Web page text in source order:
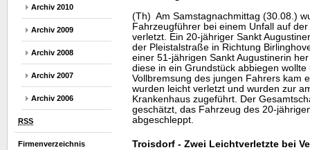
Archiv 2010
Archiv 2009
Archiv 2008
Archiv 2007
Archiv 2006
RSS
Firmenverzeichnis
(Th) Am Samstagnachmittag (30.08.)
Fahrzeugführer bei einem Unfall auf
verletzt. Ein 20-jähriger Sankt
der Pleistalstraße in Richtung
einer 51-jährigen Sankt Augustinerin
diese in ein Grundstück abbiegen
Vollbremsung des jungen Fahrers kam
wurden leicht verletzt und wurden zur
Krankenhaus zugeführt. Der
geschätzt, das Fahrzeug des 20-
abgeschleppt.
Troisdorf - Zwei Leichtverletzte bei